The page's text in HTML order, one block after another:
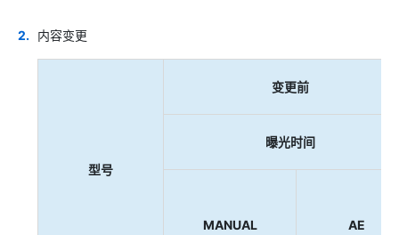
内容变更
型号
变更前
曝光时间
MANUAL AE